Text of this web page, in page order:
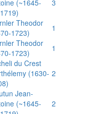
(~1645-
3
Theodor
1723)
1
Theodor
1723)
1
du Crest
(1630- 2
Jean-
(~1645-
2